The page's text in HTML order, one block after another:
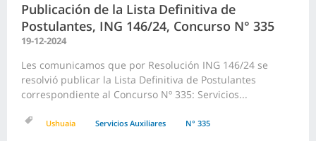
Publicación de la Lista Definitiva de
Postulantes, ING 146/24, Concurso N° 335
19-12-2024
Les comunicamos que por Resolución ING 146/24 se
resolvió publicar la Lista Definitiva de Postulantes
correspondiente al Concurso Nº 335: Servicios...
Ushuaia Servicios Auxiliares N° 335